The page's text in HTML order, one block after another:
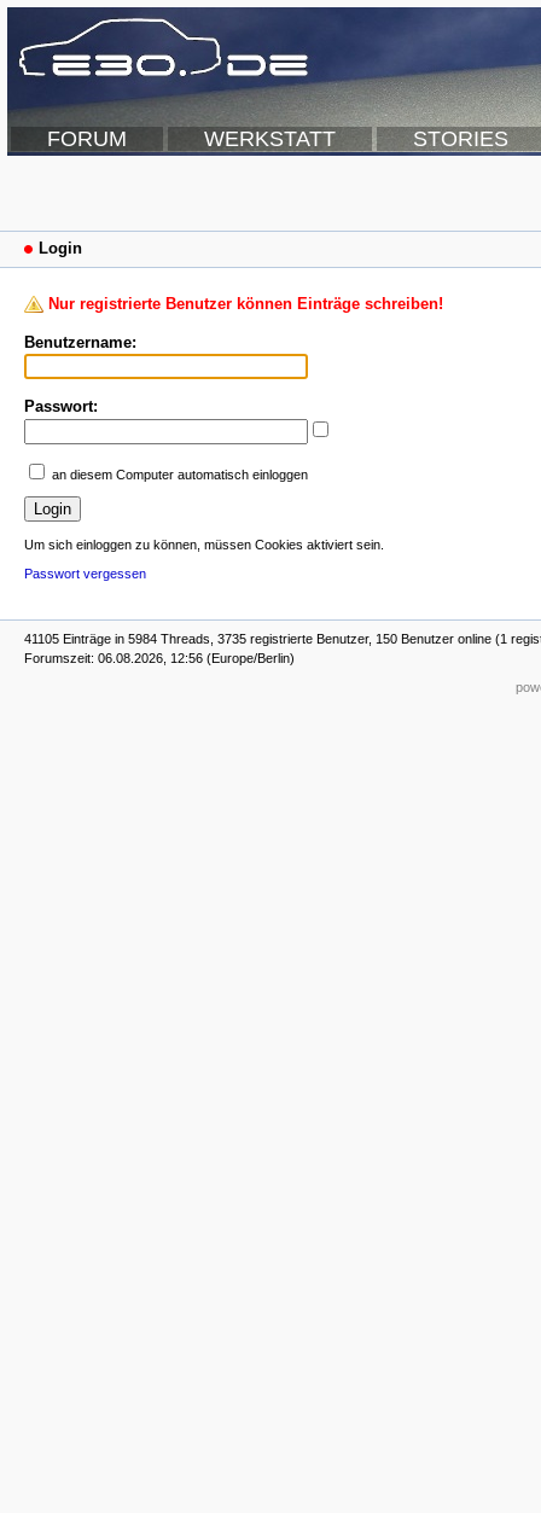
FORUM WERKSTATT STORIES
Login
Nur registrierte Benutzer können Einträge schreiben!
Benutzername:
Passwort:
an diesem Computer automatisch einloggen
Um sich einloggen zu können, müssen Cookies aktiviert sein.
Passwort vergessen
41105 Einträge in 5984 Threads, 3735 registrierte Benutzer, 150 Benutzer online (1
Forumszeit: 06.08.2026, 12:56 (Europe/Berlin)